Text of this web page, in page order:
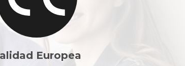
Europea